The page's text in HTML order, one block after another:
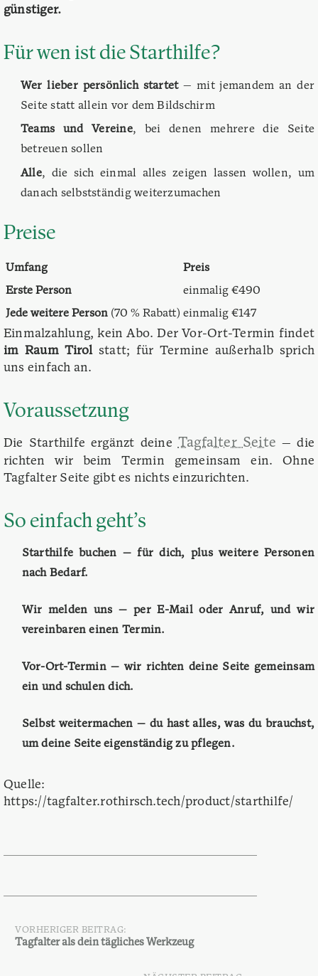
günstiger.
Für wen ist die Starthilfe?
Wer lieber persönlich startet— mit jemandem an der
Seite statt allein vor dem Bildschirm
Teams und Vereine, bei denen mehrere die Seite
betreuen sollen
Alle, die sich einmal alles zeigen lassen wollen, um
danach selbstständig weiterzumachen
Preise
Umfang
Preis
Erste Person
einmalig €490
Jede weitere Person (70 % Rabatt) einmalig €147
Einmalzahlung, kein Abo. Der Vor-Ort-Termin findet
im Raum Tirolstatt; für Termine außerhalb sprich
uns einfach an.
Voraussetzung
Die Starthilfe ergänzt deine Tagfalter Seite — die
richten wir beim Termin gemeinsam ein. Ohne
Tagfalter Seite gibt es nichts einzurichten.
So einfach geht’s
Starthilfe buchen — für dich, plus weitere Personen
nach Bedarf.
Wir melden uns — per E-Mail oder Anruf, und wir
vereinbaren einen Termin.
Vor-Ort-Termin— wir richten deine Seite gemeinsam
ein und schulen dich.
Selbst weitermachen — du hast alles, was du brauchst,
um deine Seite eigenständig zu pflegen.
Quelle:
https://tagfalter.rothirsch.tech/product/starthilfe/
Beitragsnavigation
VORHERIGER BEITRAG:
Tagfalter als dein tägliches Werkzeug